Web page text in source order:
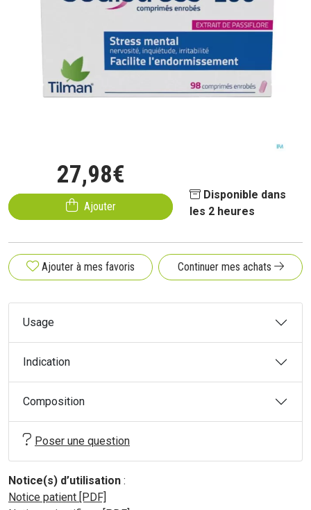
27,98€
Ajouter
Disponible dans
les 2 heures
Ajouter à mes favoris Continuer mes achats
Usage
Indication
Composition
Poser une question
Notice(s) d’utilisation :
Notice patient [PDF]